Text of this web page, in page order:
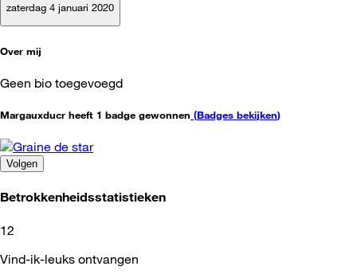
zaterdag 4 januari 2020
Over mij
Geen bio toegevoegd
Margauxducr heeft 1 badge gewonnen (Badges bekijken)
Volgen
Betrokkenheidsstatistieken
12
Vind-ik-leuks ontvangen